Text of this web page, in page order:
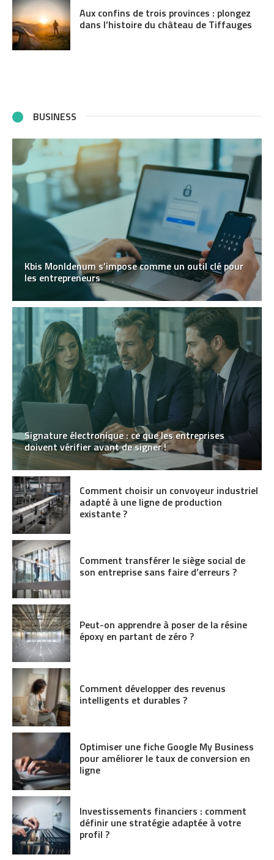
Aux confins de trois provinces : plongez
dans l’histoire du château de Tiffauges
BUSINESS
Kbis MonIdenum s’impose comme un outil clé pour
les entrepreneurs
Signature électronique : ce que les entreprises
doivent vérifier avant de signer !
Comment choisir un convoyeur industriel
adapté à une ligne de production
existante ?
Comment transférer le siège social de
son entreprise sans faire d’erreurs ?
Peut-on apprendre à poser de la résine
époxy en partant de zéro ?
Comment développer des revenus
intelligents et durables ?
Optimiser une fiche Google My Business
pour améliorer le taux de conversion en
ligne
Investissements financiers : comment
définir une stratégie adaptée à votre
profil ?